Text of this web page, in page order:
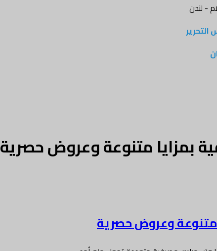
- لندن
بمزايا متنوعة وعروض حصرية
متنوعة وعروض حصرية